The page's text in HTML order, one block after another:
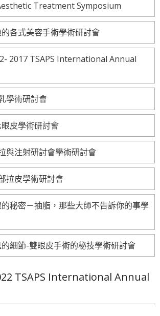
Treatment Symposium
各式美容手術學術研討會
2017 TSAPS International Annual
學術研討會
皮學術研討會
與注射研討會學術研討會
拉皮學術研討會
秘密－抽脂，那些大師不告訴你的事學
細節-雙眼皮手術的秘技學術研討會
TSAPS International Annual